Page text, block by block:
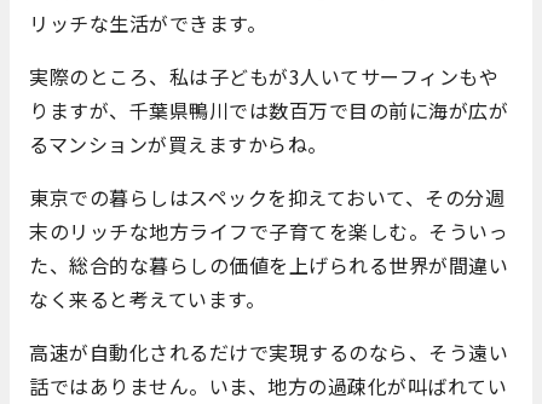
リッチな生活ができます。
実際のところ、私は子どもが3人いてサーフィンもや
りますが、千葉県鴨川では数百万で目の前に海が広が
るマンションが買えますからね。
東京での暮らしはスペックを抑えておいて、その分週
末のリッチな地方ライフで子育てを楽しむ。そういっ
た、総合的な暮らしの価値を上げられる世界が間違い
なく来ると考えています。
高速が自動化されるだけで実現するのなら、そう遠い
話ではありません。いま、地方の過疎化が叫ばれてい